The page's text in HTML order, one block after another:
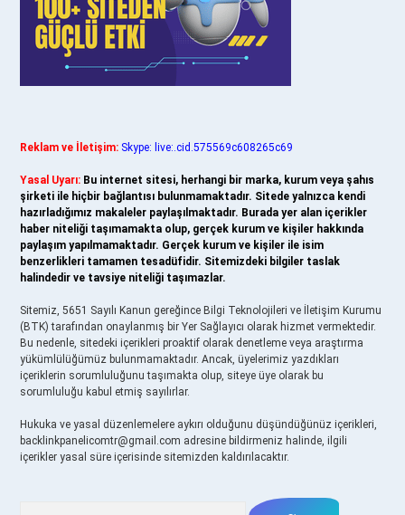
Reklam ve İletişim: Skype: live:.cid.575569c608265c69
Yasal Uyarı: Bu internet sitesi, herhangi bir marka, kurum veya şahıs
şirketi ile hiçbir bağlantısı bulunmamaktadır. Sitede yalnızca kendi
hazırladığımız makaleler paylaşılmaktadır. Burada yer alan içerikler
haber niteliği taşımamakta olup, gerçek kurum ve kişiler hakkında
paylaşım yapılmamaktadır. Gerçek kurum ve kişiler ile isim
benzerlikleri tamamen tesadüfidir. Sitemizdeki bilgiler taslak
halindedir ve tavsiye niteliği taşımazlar.
Sitemiz, 5651 Sayılı Kanun gereğince Bilgi Teknolojileri ve İletişim Kurumu
(BTK) tarafından onaylanmış bir Yer Sağlayıcı olarak hizmet vermektedir.
Bu nedenle, sitedeki içerikleri proaktif olarak denetleme veya araştırma
yükümlülüğümüz bulunmamaktadır. Ancak, üyelerimiz yazdıkları
içeriklerin sorumluluğunu taşımakta olup, siteye üye olarak bu
sorumluluğu kabul etmiş sayılırlar.
Hukuka ve yasal düzenlemelere aykırı olduğunu düşündüğünüz içerikleri,
backlinkpanelicomtr@gmail.com adresine bildirmeniz halinde, ilgili
içerikler yasal süre içerisinde sitemizden kaldırılacaktır.